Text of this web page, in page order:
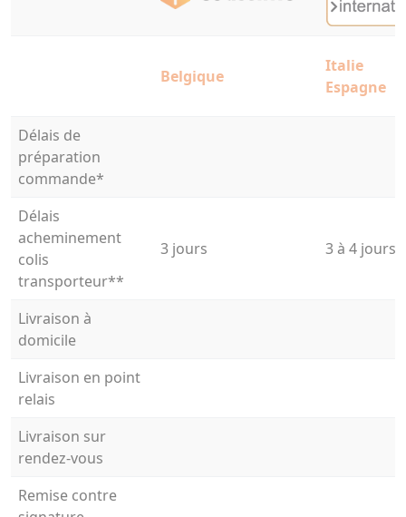
Belgique
Italie
Espagne
Délais de
préparation
commande*
Délais
acheminement
colis
transporteur**
3 jours 3 à 4 jours
Livraison à
domicile
Livraison en point
relais
Livraison sur
rendez-vous
Remise contre